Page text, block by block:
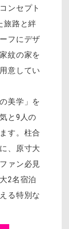
ンセプト
旅路と絆
フにデザ
紋の家を
意してい
美学」を
と9人の
す。柱合
、原寸大
ァン必見
2名宿泊
る特別な